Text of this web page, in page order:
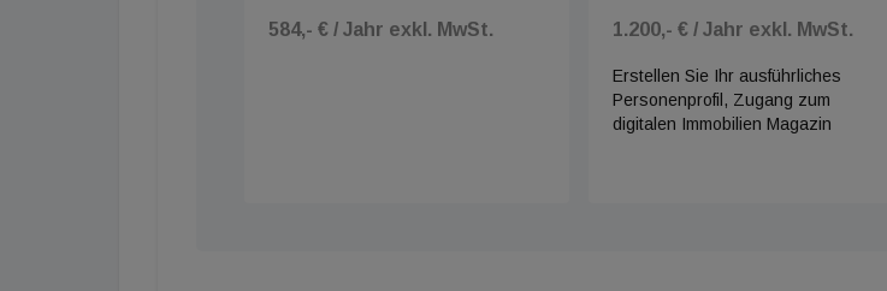
584,- € / Jahr exkl. MwSt.
1.200,- € / Jahr exkl. MwSt.
Erstellen Sie Ihr ausführliches
Personenprofil, Zugang zum
digitalen Immobilien Magazin